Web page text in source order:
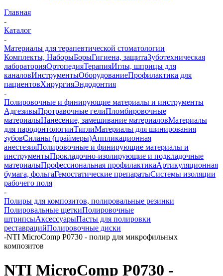
Главная
-
Каталог
-
Материалы для терапевтической стоматологии
Комплекты, НаборыБорыГигиена, защитаЗуботехническая
лабораторияОртопедияТерапияИглы, шприцы для
каналовИнструментыОборудованиеПрофилактика для
пациентовХирургияЭндодонтия
-
Полировочные и финирующие материалы и инструменты
АдгезивыПротравочные гелиПломбировочные
материалыНанесение, замешивание материаловМатериалы
для пародонтологииТиглиМатериалы для шинирования
зубовСиланы (праймеры)Аппликационная
анестезияПолировочные и финирующие материалы и
инструментыПрокладочно-изолирующие и подкладочные
материалыПрофессиональная профилактикаАртикуляционная
бумага, фольгаГемостатические препаратыСистемы изоляции
рабочего поля
-
Полиры для композитов, полировальные резинки
Полировальные щеткиПолировочные
штрипсыАксессуарыПасты для полировки
реставрацийПолировочные диски
-NTI MicroComp P0730 - полир для микрофильных
композитов
NTI MicroComp P0730 -